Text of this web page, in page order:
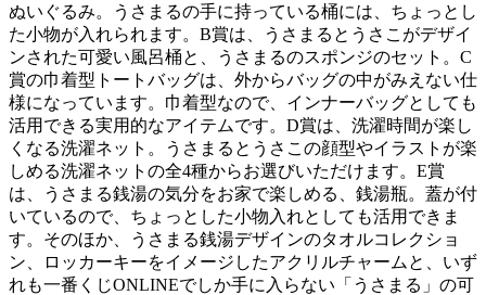
ぬいぐるみ。うさまるの手に持っている桶には、ちょっとし
た小物が入れられます。B賞は、うさまるとうさこがデザイ
ンされた可愛い風呂桶と、うさまるのスポンジのセット。C
賞の巾着型トートバッグは、外からバッグの中がみえない仕
様になっています。巾着型なので、インナーバッグとしても
活用できる実用的なアイテムです。D賞は、洗濯時間が楽し
くなる洗濯ネット。うさまるとうさこの顔型やイラストが楽
しめる洗濯ネットの全4種からお選びいただけます。E賞
は、うさまる銭湯の気分をお家で楽しめる、銭湯瓶。蓋が付
いているので、ちょっとした小物入れとしても活用できま
す。そのほか、うさまる銭湯デザインのタオルコレクショ
ン、ロッカーキーをイメージしたアクリルチャームと、いず
れも一番くじONLINEでしか手に入らない「うさまる」の可